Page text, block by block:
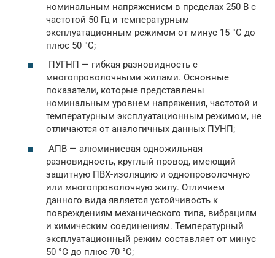
номинальным напряжением в пределах 250 В с
частотой 50 Гц и температурным
эксплуатационным режимом от минус 15 °C до
плюс 50 °C;
ПУГНП — гибкая разновидность с
многопроволочными жилами. Основные
показатели, которые представлены
номинальным уровнем напряжения, частотой и
температурным эксплуатационным режимом, не
отличаются от аналогичных данных ПУHП;
AПB — алюминиевая одножильная
разновидность, круглый провод, имеющий
защитную ПВХ-изоляцию и однопроволочную
или многопроволочную жилу. Отличием
данного вида является устойчивость к
повреждениям механического типа, вибрациям
и химическим соединениям. Температурный
эксплуатационный режим составляет от минус
50 °C до плюс 70 °C;